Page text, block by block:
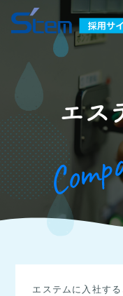
エス
エステムに入社す